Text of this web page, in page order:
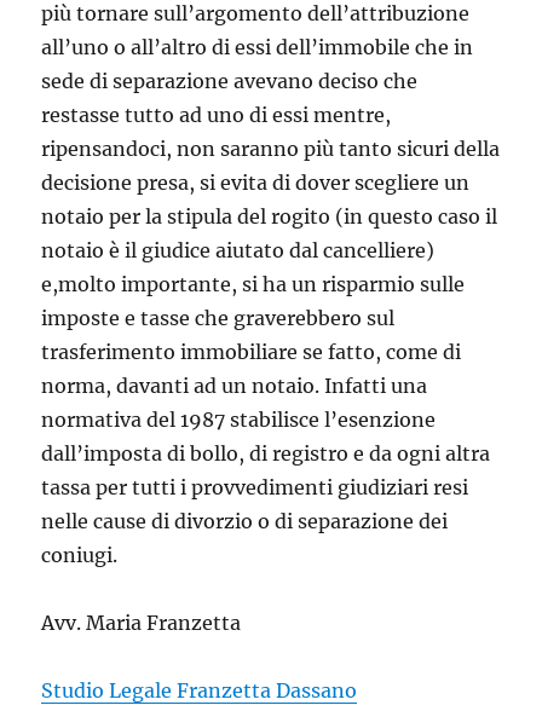
più tornare sull’argomento dell’attribuzione
all’uno o all’altro di essi dell’immobile che in
sede di separazione avevano deciso che
restasse tutto ad uno di essi mentre,
ripensandoci, non saranno più tanto sicuri della
decisione presa, si evita di dover scegliere un
notaio per la stipula del rogito (in questo caso il
notaio è il giudice aiutato dal cancelliere)
e,molto importante, si ha un risparmio sulle
imposte e tasse che graverebbero sul
trasferimento immobiliare se fatto, come di
norma, davanti ad un notaio. Infatti una
normativa del 1987 stabilisce l’esenzione
dall’imposta di bollo, di registro e da ogni altra
tassa per tutti i provvedimenti giudiziari resi
nelle cause di divorzio o di separazione dei
coniugi.
Avv. Maria Franzetta
Studio Legale Franzetta Dassano